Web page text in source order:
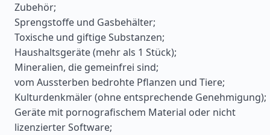
Zubehör;
Sprengstoffe und Gasbehälter;
Toxische und giftige Substanzen;
Haushaltsgeräte (mehr als 1 Stück);
Mineralien, die gemeinfrei sind;
vom Aussterben bedrohte Pflanzen und Tiere;
Kulturdenkmäler (ohne entsprechende Genehmigung);
Geräte mit pornografischem Material oder nicht
lizenzierter Software;